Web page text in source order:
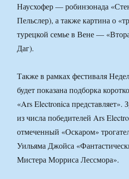
Наусхофер — робинзонада
Пельслер), а также картина о
турецкой семье в Вене —
Даг).
Также в рамках фестиваля
будет показана подборка
«Ars Electronica представляет».
из числа победителей Ars
отмеченный «Оскаром»
Уильяма Джойса
Мистера Морриса Лессмора».